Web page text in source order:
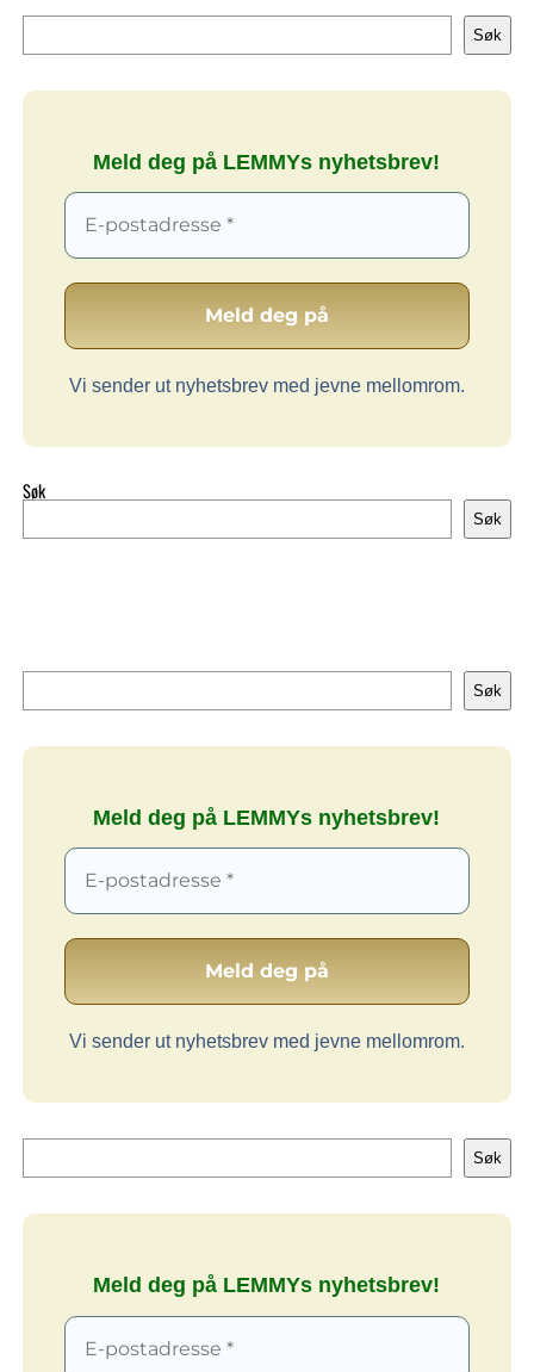
Søk
Søk
Meld deg på LEMMYs nyhetsbrev!
Vi sender ut nyhetsbrev med jevne mellomrom.
Søk
Søk
Søk
Søk
Meld deg på LEMMYs nyhetsbrev!
Vi sender ut nyhetsbrev med jevne mellomrom.
Søk
Søk
Meld deg på LEMMYs nyhetsbrev!